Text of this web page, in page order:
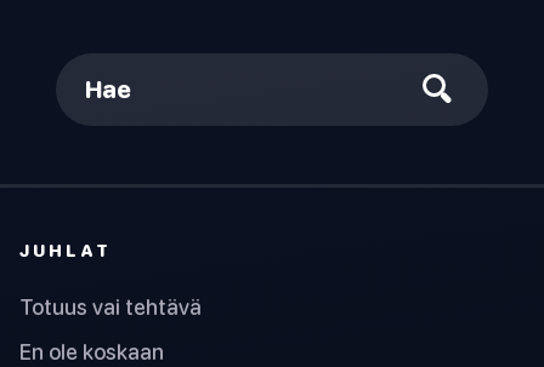
Hae
JUHLAT
Totuus vai tehtävä
En ole koskaan